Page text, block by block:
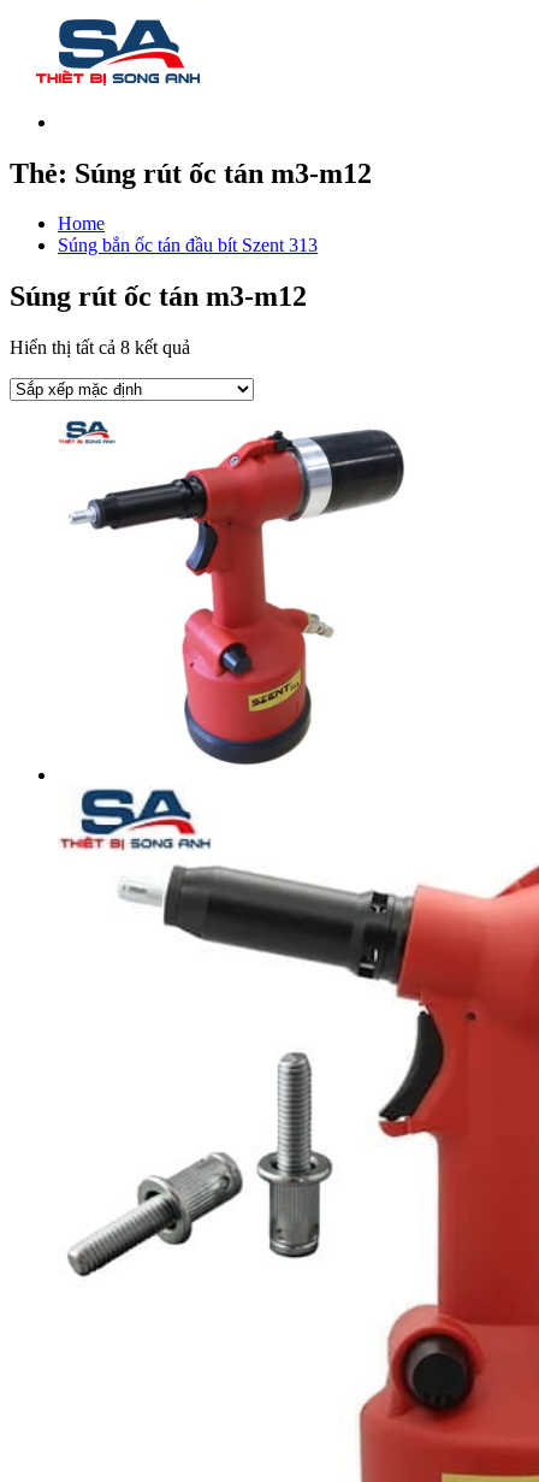
Thẻ: Súng rút ốc tán m3-m12
Home
Súng bắn ốc tán đầu bít Szent 313
Súng rút ốc tán m3-m12
Hiển thị tất cả 8 kết quả